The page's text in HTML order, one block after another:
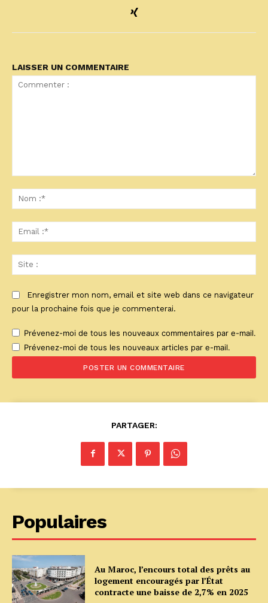
LAISSER UN COMMENTAIRE
:*
:*
:
Enregistrer mon nom, email et site web dans ce navigateur
pour la prochaine fois que je commenterai.
Prévenez-moi de tous les nouveaux commentaires par e-mail.
Prévenez-moi de tous les nouveaux articles par e-mail.
PARTAGER:
Populaires
Au Maroc, l’encours total des prêts au
logement encouragés par l’État
contracte une baisse de 2,7% en 2025